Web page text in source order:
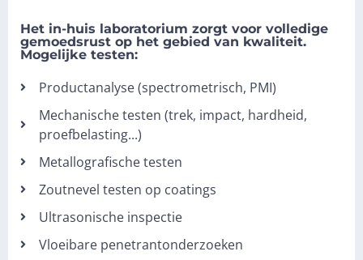
Het in-huis laboratorium zorgt voor volledige
gemoedsrust op het gebied van kwaliteit.
Mogelijke testen:
Productanalyse (spectrometrisch, PMI)
Mechanische testen (trek, impact, hardheid,
proefbelasting...)
Metallografische testen
Zoutnevel testen op coatings
Ultrasonische inspectie
Vloeibare penetrantonderzoeken